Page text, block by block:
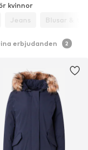
kvinnor
Jeans Blusar &
erbjudanden 2